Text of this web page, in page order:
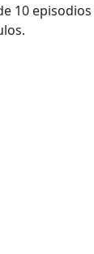
10 episodios